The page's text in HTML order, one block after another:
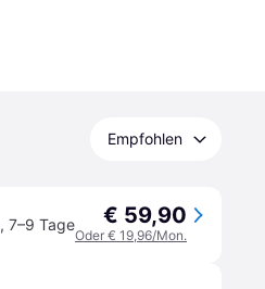
Empfohlen
, 7–9 Tage € 59,90
Oder € 19,96/Mon.